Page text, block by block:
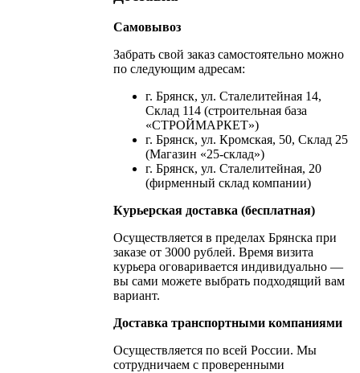
Самовывоз
Забрать свой заказ самостоятельно можно
по следующим адресам:
г. Брянск, ул. Сталелитейная 14,
Склад 114 (строительная база
«СТРОЙМАРКЕТ»)
г. Брянск, ул. Кромская, 50, Склад 25
(Магазин «25-склад»)
г. Брянск, ул. Сталелитейная, 20
(фирменный склад компании)
Курьерская доставка (бесплатная)
Осуществляется в пределах Брянска при
заказе от 3000 рублей. Время визита
курьера оговаривается индивидуально —
вы сами можете выбрать подходящий вам
вариант.
Доставка транспортными компаниями
Осуществляется по всей России. Мы
сотрудничаем с проверенными